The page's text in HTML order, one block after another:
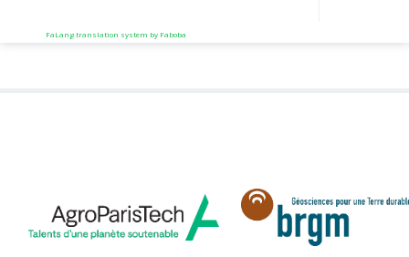
FaLang translation system by Faboba